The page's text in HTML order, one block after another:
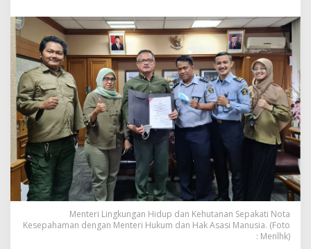
K
S
e
p
a
k
a
t
i
N
o
t
K
e
s
e
p
Menteri Lingkungan Hidup dan Kehutanan Sepakati Nota
Kesepahaman dengan Menteri Hukum dan Hak Asasi Manusia. (Foto
: Menlhk)